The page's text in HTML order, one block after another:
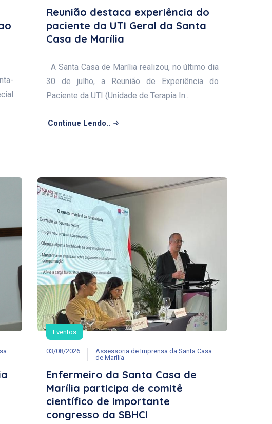
Reunião destaca experiência do
paciente da UTI Geral da Santa
Casa de Marília
A Santa Casa de Marília realizou, no último dia
30 de julho, a Reunião de Experiência do
Paciente da UTI (Unidade de Terapia In...
Continue Lendo..
Eventos
03/08/2026
Assessoria de Imprensa da Santa Casa
de Marília
Enfermeiro da Santa Casa de
Marília participa de comitê
científico de importante
congresso da SBHCI